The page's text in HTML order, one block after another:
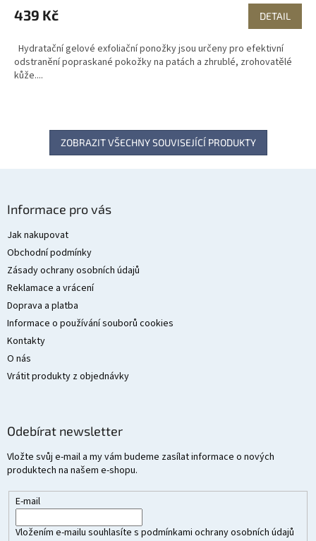
439 Kč DETAIL
Hydratační gelové exfoliační ponožky jsou určeny pro efektivní
odstranění popraskané pokožky na patách a zhrublé, zrohovatělé
kůže....
ZOBRAZIT VŠECHNY SOUVISEJÍCÍ PRODUKTY
Informace pro vás
Jak nakupovat
Obchodní podmínky
Zásady ochrany osobních údajů
Reklamace a vrácení
Doprava a platba
Informace o používání souborů cookies
Kontakty
O nás
Vrátit produkty z objednávky
Odebírat newsletter
Vložte svůj e-mail a my vám budeme zasílat informace o nových
produktech na našem e-shopu.
E-mail
Vložením e-mailu souhlasíte s podmínkami ochrany osobních údajů